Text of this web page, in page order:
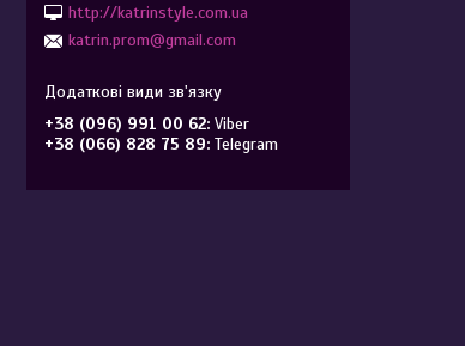
http://katrinstyle.com.ua
katrin.prom@gmail.com
+38 (096) 991 00 62 Viber
+38 (066) 828 75 89 Telegram